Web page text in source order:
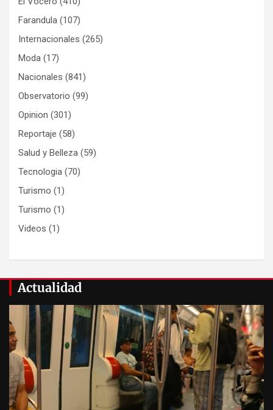
Farandula (107)
Internacionales (265)
Moda (17)
Nacionales (841)
Observatorio (99)
Opinion (301)
Reportaje (58)
Salud y Belleza (59)
Tecnologia (70)
Turismo (1)
Turismo (1)
Videos (1)
Actualidad